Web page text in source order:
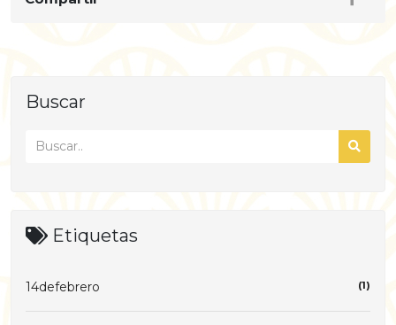
Buscar
Etiquetas
14defebrero (1)